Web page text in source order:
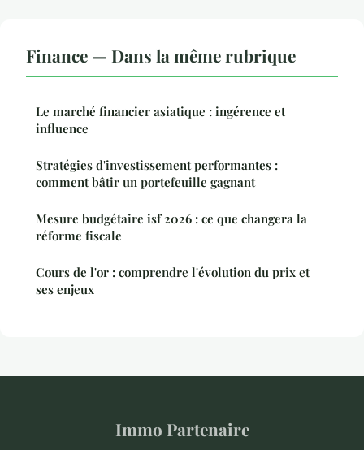
Finance — Dans la même rubrique
Le marché financier asiatique : ingérence et
influence
Stratégies d'investissement performantes :
comment bâtir un portefeuille gagnant
Mesure budgétaire isf 2026 : ce que changera la
réforme fiscale
Cours de l'or : comprendre l'évolution du prix et
ses enjeux
Immo Partenaire